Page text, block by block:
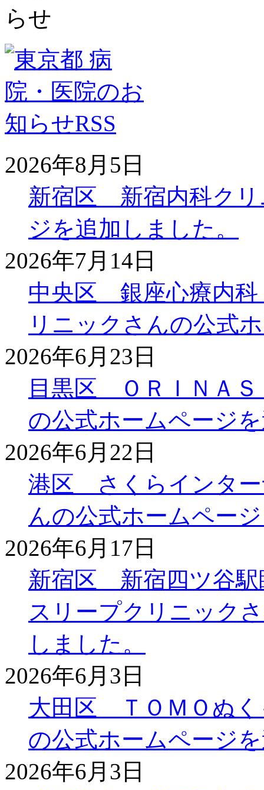
2026年8月5日
新宿区 新宿内科クリ
ジを追加しました。
2026年7月14日
中央区 銀座心療内科
リニックさんの公式
2026年6月23日
目黒区 ＯＲＩＮＡ
の公式ホームページ
2026年6月22日
港区 さくらインター
んの公式ホームペー
2026年6月17日
新宿区 新宿四ツ谷駅
スリープクリニック
しました。
2026年6月3日
大田区 ＴＯＭＯぬく
の公式ホームページ
2026年6月3日